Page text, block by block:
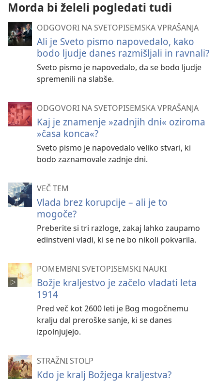
Morda bi želeli pogledati tudi
ODGOVORI NA SVETOPISEMSKA VPRAŠANJA
Ali je Sveto pismo napovedalo, kako
bodo ljudje danes razmišljali in ravnali?
Sveto pismo je napovedalo, da se bodo ljudje
spremenili na slabše.
ODGOVORI NA SVETOPISEMSKA VPRAŠANJA
Kaj je znamenje »zadnjih dni« oziroma
»časa konca«?
Sveto pismo je napovedalo veliko stvari, ki
bodo zaznamovale zadnje dni.
VEČ TEM
Vlada brez korupcije – ali je to
mogoče?
Preberite si tri razloge, zakaj lahko zaupamo
edinstveni vladi, ki se ne bo nikoli pokvarila.
POMEMBNI SVETOPISEMSKI NAUKI
Božje kraljestvo je začelo vladati leta
1914
Pred več kot 2600 leti je Bog mogočnemu
kralju dal preroške sanje, ki se danes
izpolnjujejo.
STRAŽNI STOLP
Kdo je kralj Božjega kraljestva?